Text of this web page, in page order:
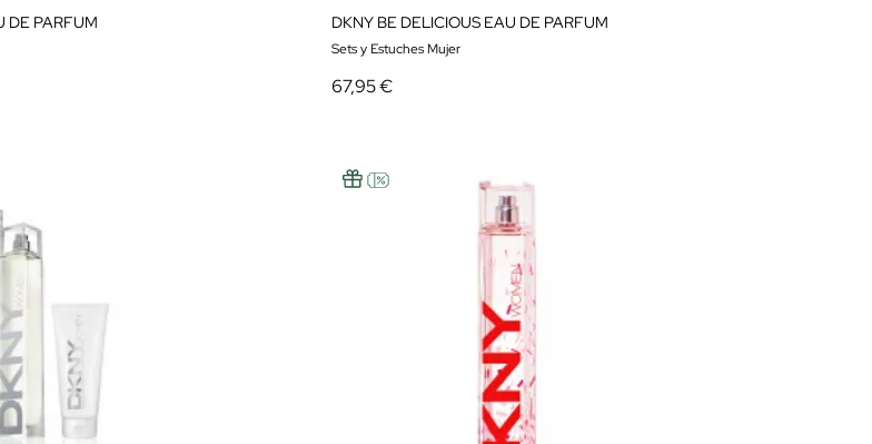
DE PARFUM DKNY BE DELICIOUS EAU DE PARFUM
Sets y Estuches Mujer
67,95 €